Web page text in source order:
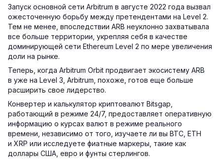
Запуск основной сети Arbitrum в августе 2022 года вызвал
ожесточенную борьбу между претендентами на Level 2.
Тем не менее, впоследствии ARB неуклонно захватывала
все больше территории, укрепляя себя в качестве
доминирующей сети Ethereum Level 2 по мере увеличения
доли на рынке.
Теперь, когда Arbitrum Orbit продвигает экосистему ARB
в уже на Level 3, Arbitrum, похоже, готов еще больше
расширить свое лидерство.
Конвертер и калькулятор криптовалют Bitsgap,
работающий в режиме 24/7, предоставляет оперативную
информацию о курсах валют в режиме реального
времени, независимо от того, изучаете ли вы BTC, ETH
и XRP или исследуете фиатные маркеры, такие как
доллары США, евро и фунты стерлингов.